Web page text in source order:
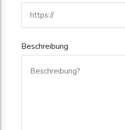
Beschreibung